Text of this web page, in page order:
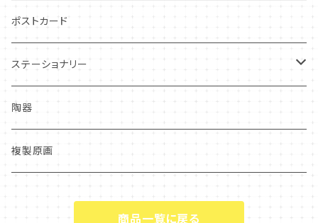
過去カレンダー
ポストカード
ステーショナリー
クリアファイル
陶器
複製原画
商品一覧に戻る